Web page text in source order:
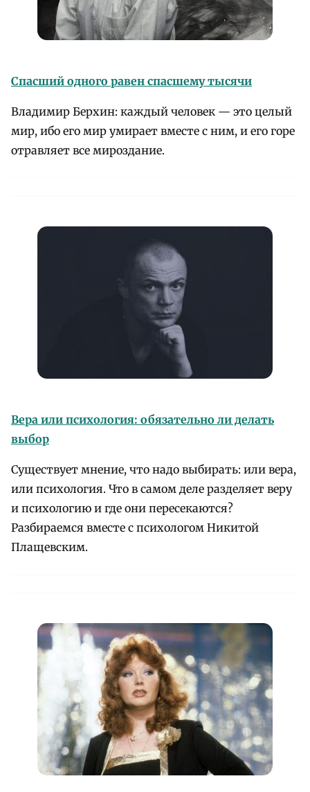
Спасший одного равен спасшему тысячи
Владимир Берхин: каждый человек — это целый
мир, ибо его мир умирает вместе с ним, и его горе
отравляет все мироздание.
Вера или психология: обязательно ли делать
выбор
Существует мнение, что надо выбирать: или вера,
или психология. Что в самом деле разделяет веру
и психологию и где они пересекаются?
Разбираемся вместе с психологом Никитой
Плащевским.